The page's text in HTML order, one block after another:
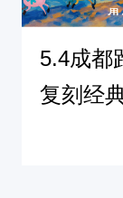
5.4成
复刻经